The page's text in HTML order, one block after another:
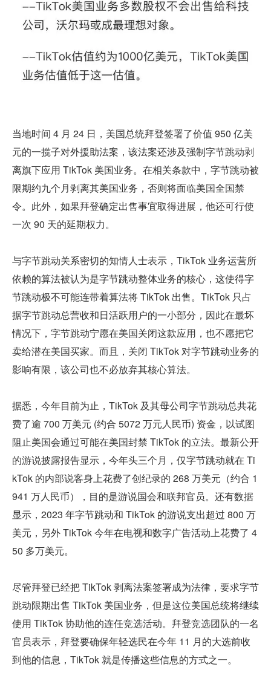
当地时间 4 月 24 日，美国总统拜登签署了价值 950 亿美
元的一揽子对外援助法案，该法案还涉及强制字节跳动剥
离旗下应用 TikTok 美国业务。在相关条款中，字节跳动被
限期约九个月剥离其美国业务，否则将面临美国全国禁
令。此外，如果拜登确定出售事宜取得进展，他还可行使
一次 90 天的延期权力。
与字节跳动关系密切的知情人士表示，TikTok 业务运营所
依赖的算法被认为是字节跳动整体业务的核心，这使得字
节跳动极不可能连带着算法将 TikTok 出售。TikTok 只占
据字节跳动总营收和日活跃用户的一小部分，因此在最坏
情况下，字节跳动宁愿在美国关闭这款应用，也不愿把它
卖给潜在美国买家。而且，关闭 TikTok 对字节跳动业务的
影响有限，该公司也不必放弃其核心算法。
据悉，今年目前为止，TikTok 及其母公司字节跳动总共花
费了逾 700 万美元 (约合 5072 万元人民币) 资金，以试图
阻止美国会通过可能在美国封禁 TikTok 的立法。最新公开
的游说披露报告显示，今年头三个月，仅字节跳动就在 Ti
kTok 的内部说客身上花费了创纪录的 268 万美元（约合 1
941 万人民币），目的是游说国会和联邦官员。还有数据
显示，2023 年字节跳动和 TikTok 的游说支出超过 800 万
美元，另外 TikTok 今年在电视和数字广告活动上花费了 4
50 多万美元。
尽管拜登已经把 TikTok 剥离法案签署成为法律，要求字节
跳动限期出售 TikTok 美国业务，但是这位美国总统将继续
使用 TikTok 协助他的连任竞选活动。拜登竞选团队的一名
官员表示，拜登要确保年轻选民在今年 11 月的大选前收
到他的信息，TikTok 就是传播这些信息的方式之一。